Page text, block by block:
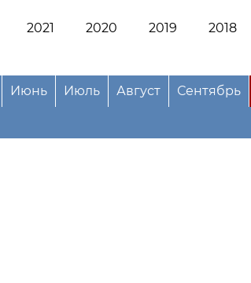
2021 2020 2019 2018
Июнь Июль Август Сентябрь